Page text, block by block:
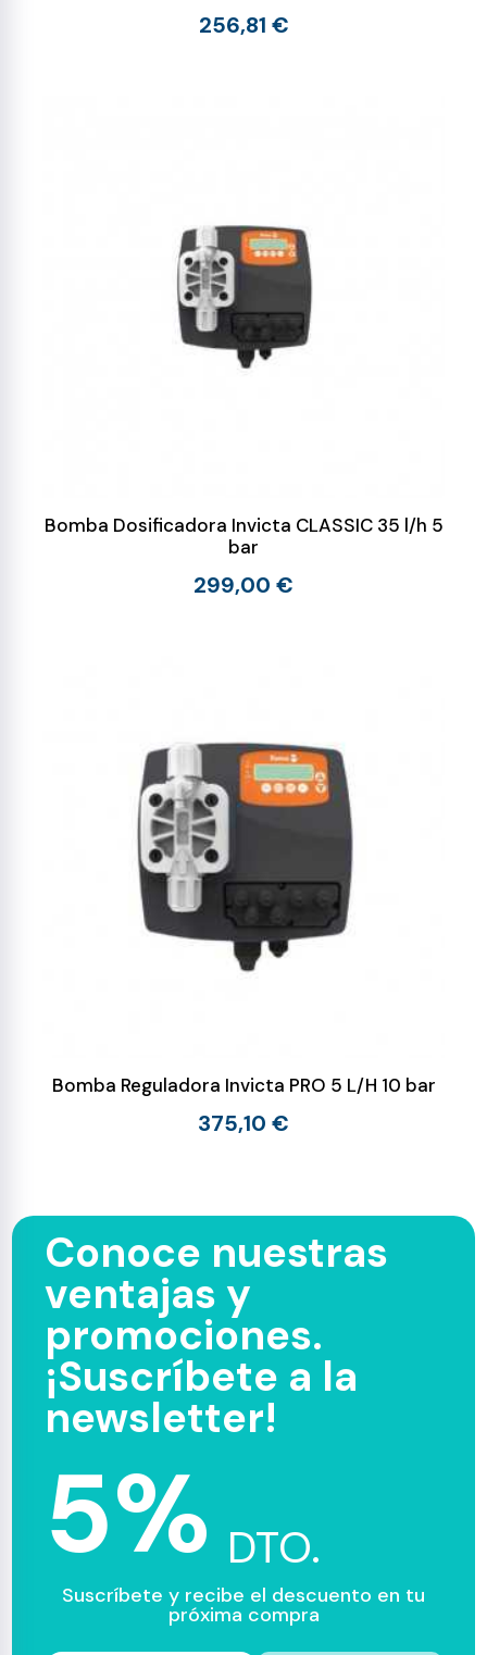
256,81 €
Bomba Dosificadora Invicta CLASSIC 35 l/h 5
bar
299,00 €
Bomba Reguladora Invicta PRO 5 L/H 10 bar
375,10 €
Conoce nuestras
ventajas y
promociones.
¡Suscríbete a la
newsletter!
5% DTO.
Suscríbete y recibe el descuento en tu
próxima compra